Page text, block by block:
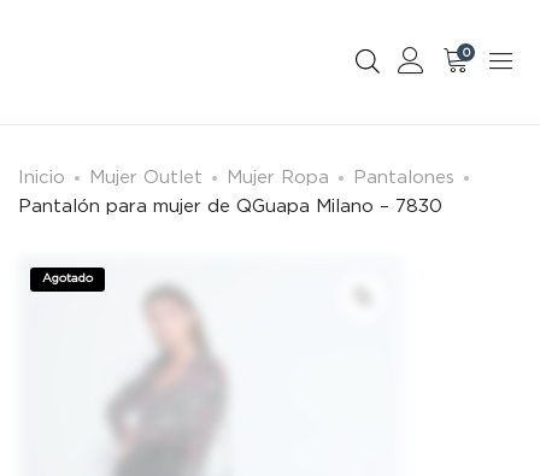
0
Inicio Mujer Outlet Mujer Ropa
Pantalones
Pantalón para mujer de QGuapa Milano – 7830
Agotado